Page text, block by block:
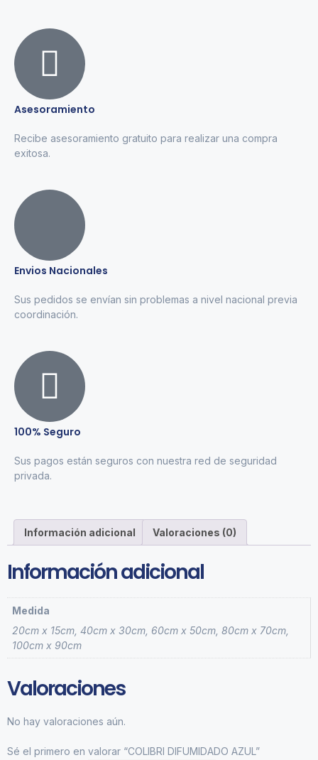
Asesoramiento
Recibe asesoramiento gratuito para realizar una compra
exitosa.
Envios Nacionales
Sus pedidos se envían sin problemas a nivel nacional previa
coordinación.
100% Seguro
Sus pagos están seguros con nuestra red de seguridad
privada.
Información adicional Valoraciones (0)
Información adicional
Medida
20cm x 15cm, 40cm x 30cm, 60cm x 50cm, 80cm x 70cm,
100cm x 90cm
Valoraciones
No hay valoraciones aún.
Sé el primero en valorar “COLIBRI DIFUMIDADO AZUL”